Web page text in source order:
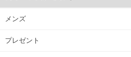
メンズ
プレゼント